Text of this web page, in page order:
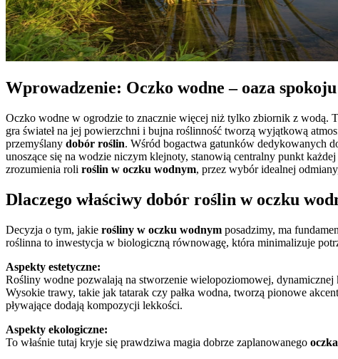
Wprowadzenie: Oczko wodne – oaza
Oczko wodne w ogrodzie to znacznie więcej niż tylko zbiornik z wodą.
gra świateł na jej powierzchni i bujna roślinność tworzą wyjątkową
przemyślany dobór roślin. Wśród bogactwa gatunków dedykowanych
unoszące się na wodzie niczym klejnoty, stanowią centralny punkt
zrozumienia roli roślin w oczku wodnym, przez wybór idealnej
Dlaczego właściwy dobór roślin w oczku
Decyzja o tym, jakie rośliny w oczku wodnym posadzimy, ma
roślinna to inwestycja w biologiczną równowagę, która minimalizuje
Aspekty estetyczne:
Rośliny wodne pozwalają na stworzenie wielopoziomowej,
Wysokie trawy, takie jak tatarak czy pałka wodna, tworzą pionowe
pływające dodają kompozycji lekkości.
Aspekty ekologiczne:
To właśnie tutaj kryje się prawdziwa magia dobrze zaplanowanego